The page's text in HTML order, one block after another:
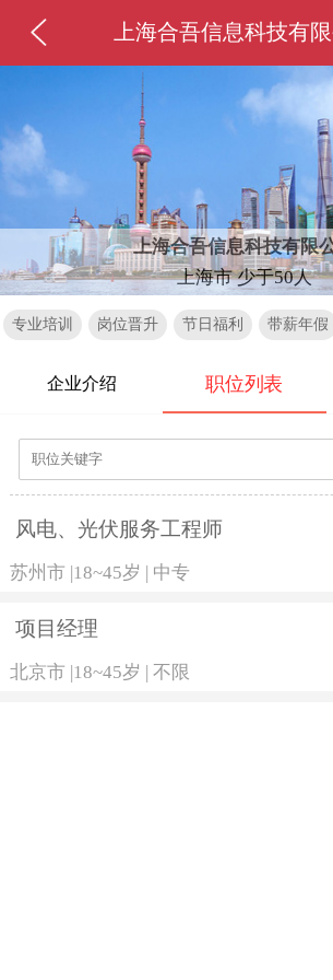
上海合吾信息科技有
上海合吾信息科技有限
上海市 少于50人
专业培训 岗位晋升 节日福利 带薪年假
企业介绍 职位列表
风电、光伏服务工程师
苏州市 18~45岁 中专
项目经理
北京市 |18~45岁 | 不限